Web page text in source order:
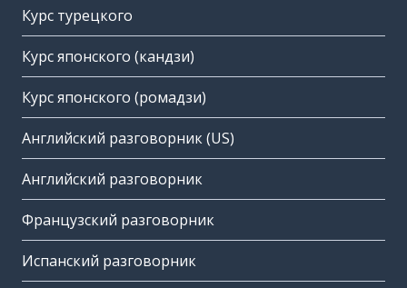
Курс турецкого
Курс японского (кандзи)
Курс японского (ромадзи)
Английский разговорник (US)
Английский разговорник
Французский разговорник
Испанский разговорник